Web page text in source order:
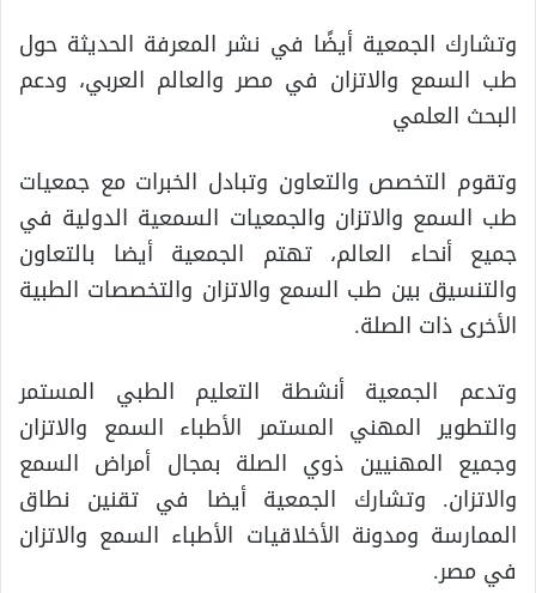
وتشارك الجمعية أيضًا في نشر المعرفة الحديثة حول
طب السمع والاتزان في مصر والعالم العربي، ودعم
البحث العلمي
وتقوم التخصص والتعاون وتبادل الخبرات مع جمعيات
طب السمع والاتزان والجمعيات السمعية الدولية في
جميع أنحاء العالم، تهتم الجمعية أيضا بالتعاون
والتنسيق بين طب السمع والاتزان والتخصصات الطبية
الأخرى ذات الصلة.
وتدعم الجمعية أنشطة التعليم الطبي المستمر
والتطوير المهني المستمر الأطباء السمع والاتزان
وجميع المهنيين ذوي الصلة بمجال أمراض السمع
والاتزان. وتشارك الجمعية أيضا في تقنين نطاق
الممارسة ومدونة الأخلاقيات الأطباء السمع والاتزان
في مصر.